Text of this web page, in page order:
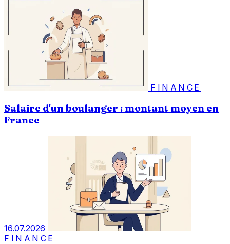
FINANCE
Salaire d'un boulanger : montant moyen en
France
16.07.2026
FINANCE